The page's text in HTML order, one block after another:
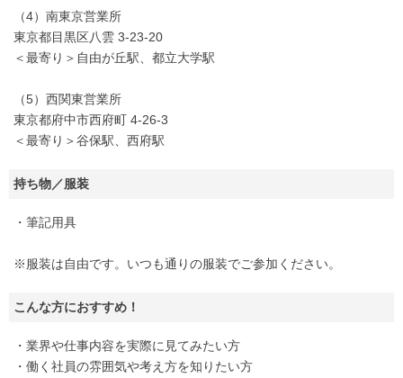
（4）南東京営業所
東京都目黒区八雲 3‐23‐20
＜最寄り＞自由が丘駅、都立大学駅
（5）西関東営業所
東京都府中市西府町 4‐26‐3
＜最寄り＞谷保駅、西府駅
持ち物／服装
・筆記用具
※服装は自由です。いつも通りの服装でご参加ください。
こんな方におすすめ！
・業界や仕事内容を実際に見てみたい方
・働く社員の雰囲気や考え方を知りたい方